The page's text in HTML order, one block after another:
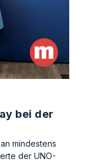
bei der
mindestens
der UNO-